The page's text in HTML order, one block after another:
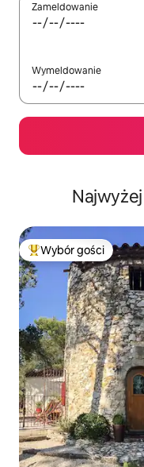
Zameldowanie
Wymeldowanie
Najpopularniejsze z
Wybór gości